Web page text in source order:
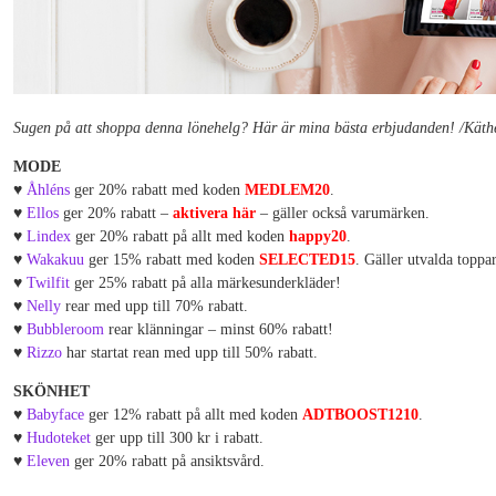
Sugen på att shoppa denna lönehelg? Här är mina bästa erbjudanden! /
MODE
♥ Åhléns ger 20% rabatt med koden MEDLEM20
♥ Ellos ger 20% rabatt – aktivera här – gäller också varumärken.
♥ Lindex ger 20% rabatt på allt med koden happy20
♥ Wakakuu ger 15% rabatt med koden SELECTED15 . Gäller utvalda
♥ Twilfit ger 25% rabatt på alla märkesunderkläder!
♥ Nelly rear med upp till 70% rabatt.
♥ Bubbleroom rear klänningar – minst 60% rabatt!
♥ Rizzo har startat rean med upp till 50% rabatt.
SKÖNHET
♥ Babyface ger 12% rabatt på allt med koden ADTBOOST1210
♥ Hudoteket ger upp till 300 kr i rabatt.
♥ Eleven ger 20% rabatt på ansiktsvård.